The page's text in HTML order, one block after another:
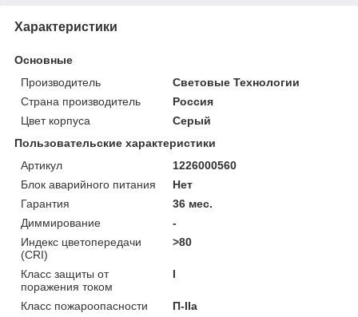
Характеристики
Основные
Производитель
Световые Технологии
Страна производитель
Россия
Цвет корпуса
Серый
Пользовательские характеристики
Артикул
1226000560
Блок аварийного питания
Нет
Гарантия
36 мес.
Диммирование
-
Индекс цветопередачи
(CRI)
>80
Класс защиты от
поражения током
I
Класс пожароопасности
П-ІІа